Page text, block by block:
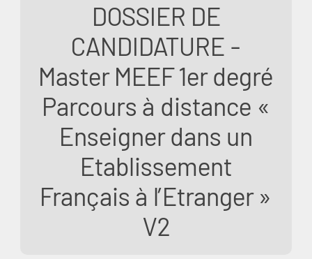
DOSSIER DE
CANDIDATURE -
Master MEEF 1er degré
Parcours à distance «
Enseigner dans un
Etablissement
Français à l’Etranger »
V2